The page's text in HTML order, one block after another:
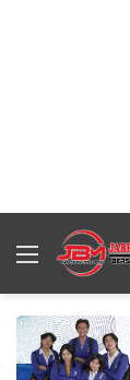
Menu